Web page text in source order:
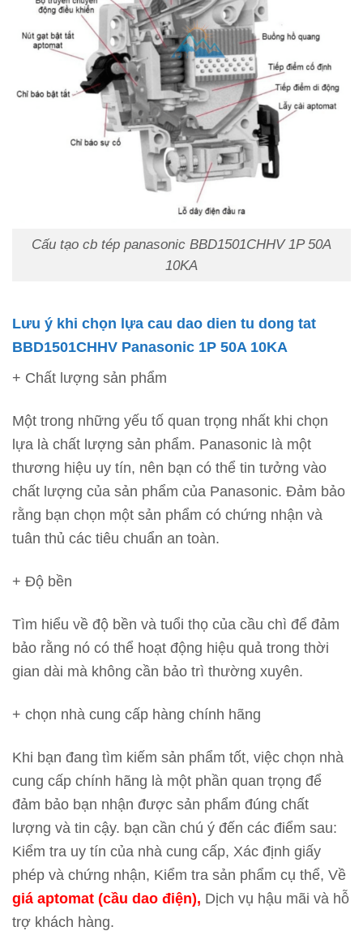
Cấu tạo cb tép panasonic BBD1501CHHV 1P 50A
10KA
Lưu ý khi chọn lựa cau dao dien tu dong tat
BBD1501CHHV Panasonic 1P 50A 10KA
+ Chất lượng sản phẩm
Một trong những yếu tố quan trọng nhất khi chọn
lựa là chất lượng sản phẩm. Panasonic là một
thương hiệu uy tín, nên bạn có thể tin tưởng vào
chất lượng của sản phẩm của Panasonic. Đảm bảo
rằng bạn chọn một sản phẩm có chứng nhận và
tuân thủ các tiêu chuẩn an toàn.
+ Độ bền
Tìm hiểu về độ bền và tuổi thọ của cầu chì để đảm
bảo rằng nó có thể hoạt động hiệu quả trong thời
gian dài mà không cần bảo trì thường xuyên.
+ chọn nhà cung cấp hàng chính hãng
Khi bạn đang tìm kiếm sản phẩm tốt, việc chọn nhà
cung cấp chính hãng là một phần quan trọng để
đảm bảo bạn nhận được sản phẩm đúng chất
lượng và tin cậy. bạn cần chú ý đến các điểm sau:
Kiểm tra uy tín của nhà cung cấp, Xác định giấy
phép và chứng nhận, Kiểm tra sản phẩm cụ thể, Về
giá aptomat (cầu dao điện), Dịch vụ hậu mãi và hỗ
trợ khách hàng.